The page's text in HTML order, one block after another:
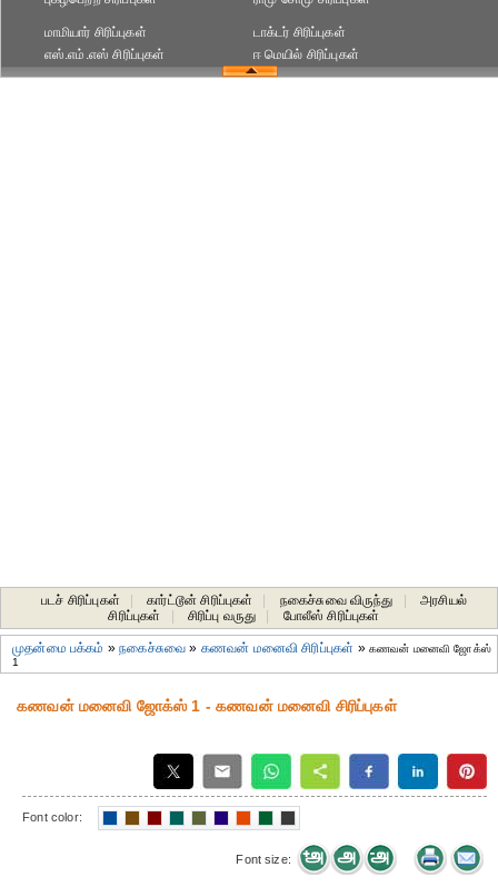
மாமியார் சிரிப்புகள்
எஸ்.எம்.எஸ் சிரிப்புகள்
டாக்டர் சிரிப்புகள்
ஈ மெயில் சிரிப்புகள்
படச் சிரிப்புகள் கார்ட்டூன் சிரிப்புகள் நகைச்சுவை விருந்து
அரசியல்
சிரிப்புகள்
சிரிப்பு வருது போலீஸ் சிரிப்புகள்
முதன்மை பக்கம் »நகைச்சுவை » கணவன் மனைவி சிரிப்புகள் » கணவன் மனைவி ஜோக்ஸ்
1
கணவன் மனைவி ஜோக்ஸ் 1 - கணவன் மனைவி சிரிப்புகள்
Font color:
Font size: